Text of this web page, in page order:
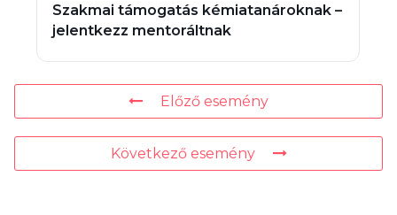
Szakmai támogatás kémiatanároknak –
jelentkezz mentoráltnak
Előző esemény
Következő esemény